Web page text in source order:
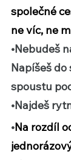
společné
ne víc, ne
•Nebudeš
Napíšeš
spoustu
•Najdeš
•Na rozdíl